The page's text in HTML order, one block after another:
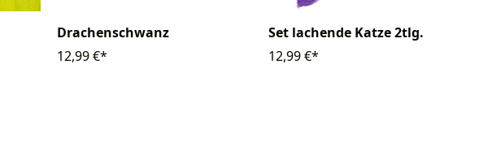
Drachenschwanz
12,99 €*
Set lachende Katze 2tlg.
12,99 €*